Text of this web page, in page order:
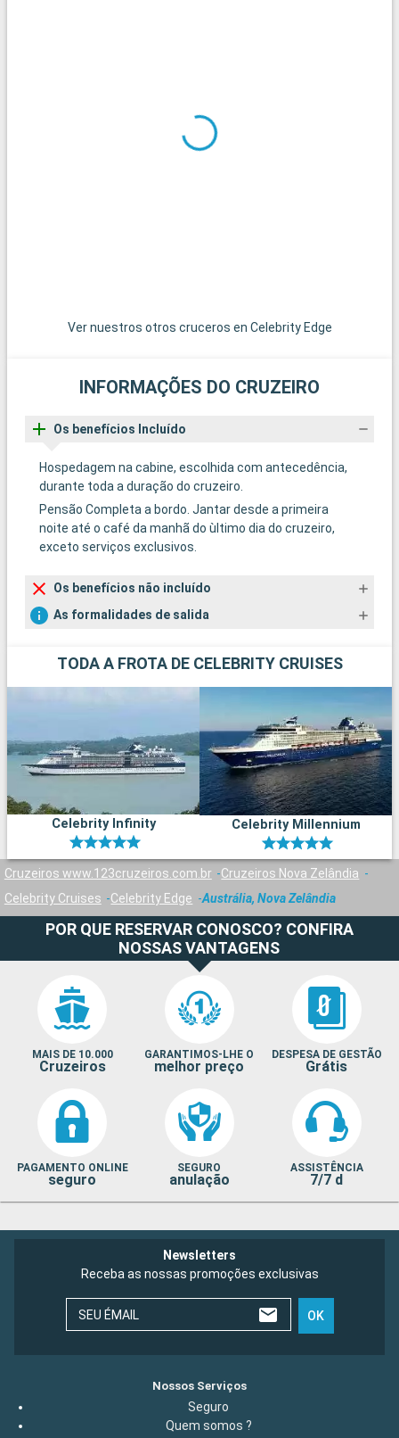
Ver nuestros otros cruceros en Celebrity Edge
INFORMAÇÕES DO CRUZEIRO
Os benefícios Incluído
Hospedagem na cabine, escolhida com antecedência,
durante toda a duração do cruzeiro.
Pensão Completa a bordo. Jantar desde a primeira
noite até o café da manhã do ùltimo dia do cruzeiro,
exceto serviços exclusivos.
Os benefícios não incluído
As formalidades de salida
TODA A FROTA DE CELEBRITY CRUISES
Celebrity Infinity Celebrity Millennium
Cruzeiros www.123cruzeiros.com.br
Cruzeiros Nova Zelândia
Celebrity Cruises
Celebrity Edge Austrália, Nova Zelândia
POR QUE RESERVAR CONOSCO? CONFIRA
NOSSAS VANTAGENS
MAIS DE 10.000
Cruzeiros
GARANTIMOS-LHE O
melhor preço
DESPESA DE GESTÃO
Grátis
PAGAMENTO ONLINE
seguro
SEGURO
anulação
ASSISTÊNCIA
7/7 d
Newsletters
Receba as nossas promoções exclusivas
SEU ÉMAIL OK
Nossos Serviços
Seguro
Quem somos ?